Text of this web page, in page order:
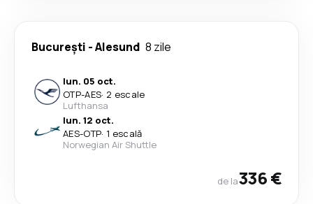
București -Alesund 8 zile
lun. 05 oct.
OTP-AES· 2 escale
Lufthansa
lun. 12 oct.
AES-OTP· 1 escală
Norwegian Air Shuttle
de la336 €